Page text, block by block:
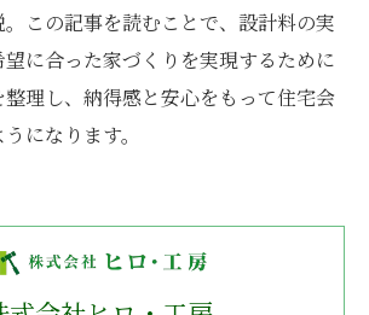
この記事を読むことで、設計料の実
に合った家づくりを実現するために
理し、納得感と安心をもって住宅会
になります。